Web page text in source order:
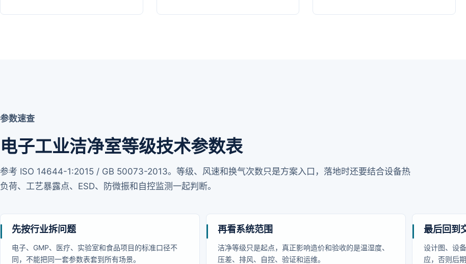
参数速查
电子工业洁净室等级技术参数表
参考 ISO 14644-1:2015 / GB 50073-2013。等级、风速和换气次数只是方案入口，落地时还要结合设备热
负荷、工艺暴露点、ESD、防微振和自控监测一起判断。
先按行业拆问题
电子、GMP、医疗、实验室和食品项目的标准口径不
同，不能把同一套参数表套到所有场景。
再看系统范围
洁净等级只是起点，真正影响造价和验收的是温湿度、
压差、排风、自控、验证和运维。
最后回到
设计图、设
应，否则后